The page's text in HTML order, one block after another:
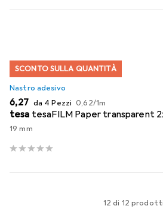
SCONTO SULLA QUANTITÀ
Nastro adesivo
EUR
6,27 da 4 Pezzi EUR
0,62/1m
tesa tesaFILM Paper transparent
19 mm
12 di 12 prodotti